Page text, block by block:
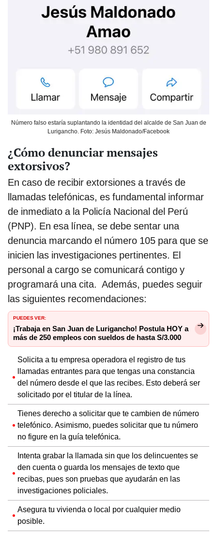
Número falso estaría suplantando la identidad del alcalde de San Juan de
Lurigancho. Foto: Jesús Maldonado/Facebook
¿Cómo denunciar mensajes
extorsivos?
En caso de recibir extorsiones a través de
llamadas telefónicas, es fundamental informar
de inmediato a la Policía Nacional del Perú
(PNP). En esa línea, se debe sentar una
denuncia marcando el número 105 para que se
inicien las investigaciones pertinentes. El
personal a cargo se comunicará contigo y
programará una cita. Además, puedes seguir
las siguientes recomendaciones:
PUEDES VER:
¡Trabaja en San Juan de Lurigancho! Postula HOY a
más de 250 empleos con sueldos de hasta S/3.000
Solicita a tu empresa operadora el registro de tus
llamadas entrantes para que tengas una constancia
del número desde el que las recibes. Esto deberá ser
solicitado por el titular de la línea.
Tienes derecho a solicitar que te cambien de número
telefónico. Asimismo, puedes solicitar que tu número
no figure en la guía telefónica.
Intenta grabar la llamada sin que los delincuentes se
den cuenta o guarda los mensajes de texto que
recibas, pues son pruebas que ayudarán en las
investigaciones policiales.
Asegura tu vivienda o local por cualquier medio
posible.